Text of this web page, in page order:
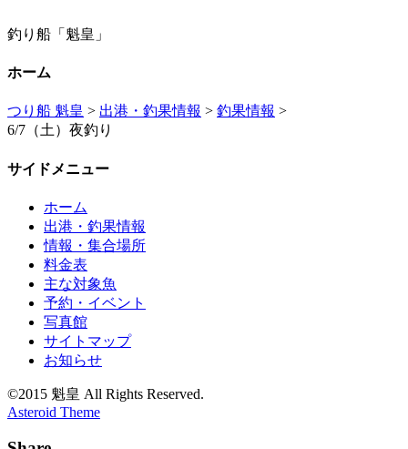
釣り船「魁皇」
ホーム
つり船 魁皇 > 出港・釣果情報 > 釣果情報 >
6/7（土）夜釣り
サイドメニュー
ホーム
出港・釣果情報
情報・集合場所
料金表
主な対象魚
予約・イベント
写真館
サイトマップ
お知らせ
©2015 魁皇 All Rights Reserved.
Asteroid Theme